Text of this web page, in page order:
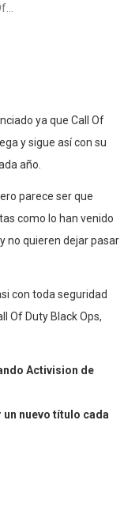
ya que Call Of
y sigue así con su
año.
parece ser que
como lo han venido
no quieren dejar pasar
con toda seguridad
Of Duty Black Ops,
Activision de
un nuevo título cada